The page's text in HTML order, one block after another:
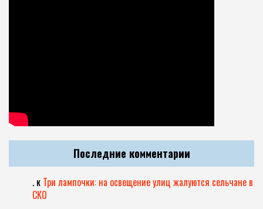
Последние комментарии
. к Три лампочки: на освещение улиц жалуются сельчане в
СКО